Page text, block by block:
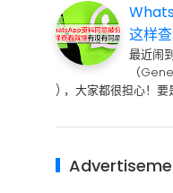
这样
最近闹
（
) ，大家都很担心！